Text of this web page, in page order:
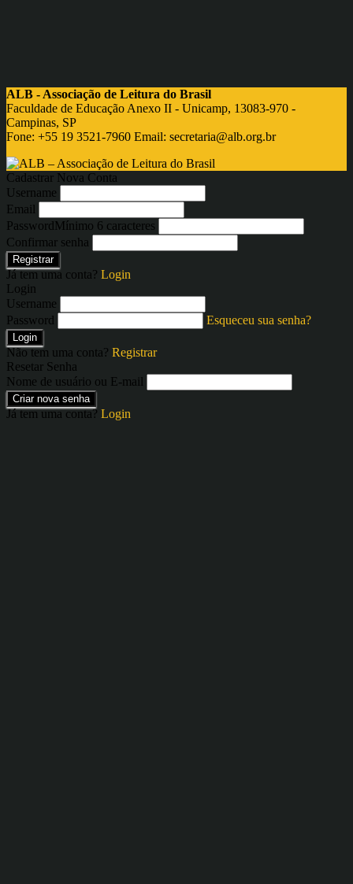
ALB - Associação de Leitura do Brasil
Faculdade de Educação Anexo II - Unicamp, 13083-970 -
Campinas, SP
Fone: +55 19 3521-7960 Email: secretaria@alb.org.br
Cadastrar Nova Conta
Username
Email
PasswordMínimo 6 caracteres
Confirmar senha
Registrar
Já tem uma conta? Login
Login
Username
Password
Esqueceu sua senha?
Login
Não tem uma conta? Registrar
Resetar Senha
Nome de usuário ou E-mail
Criar nova senha
Já tem uma conta? Login